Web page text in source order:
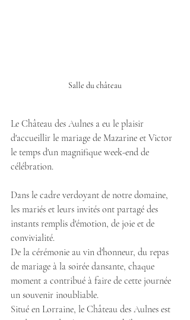
Salle du château
Le Château des Aulnes a eu le plaisir
d'accueillir le mariage de Mazarine et Victor
le temps d'un magnifique week-end de
célébration.
Dans le cadre verdoyant de notre domaine,
les mariés et leurs invités ont partagé des
instants remplis d'émotion, de joie et de
convivialité.
De la cérémonie au vin d'honneur, du repas
de mariage à la soirée dansante, chaque
moment a contribué à faire de cette journée
un souvenir inoubliable.
Situé en Lorraine, le Château des Aulnes est